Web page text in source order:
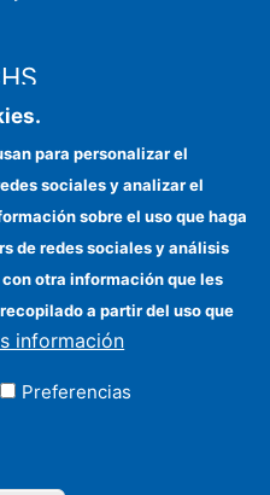
para personalizar el
sociales y analizar el
sobre el uso que haga
de redes sociales y análisis
otra información que les
a partir del uso que
información
Preferencias